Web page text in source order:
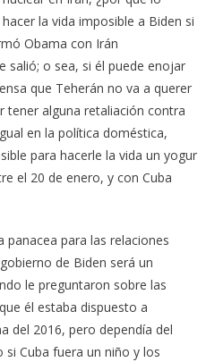
la vida imposible a Biden si
Obama con Irán
salió; o sea, si él puede enojar
que Teherán no va a querer
tener alguna retaliación contra
en la política doméstica,
para hacerle la vida un yogur
el 20 de enero, y con Cuba
panacea para las relaciones
de Biden será un
le preguntaron sobre las
él estaba dispuesto a
del 2016, pero dependía del
Cuba fuera un niño y los